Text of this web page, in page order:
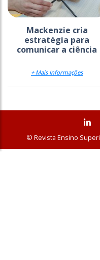
Mackenzie cria
estratégia para
comunicar a ciência
+ Mais Informações
© Revista Ensino